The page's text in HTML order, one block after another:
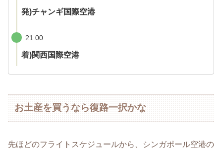
発)チャンギ国際空港
21:00
着)関西国際空港
お土産を買うなら復路一択かな
先ほどのフライトスケジュールから、シンガポール空港の